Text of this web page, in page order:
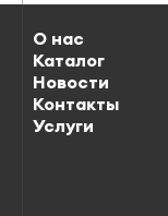
О нас
Каталог
Новости
Контакты
Услуги